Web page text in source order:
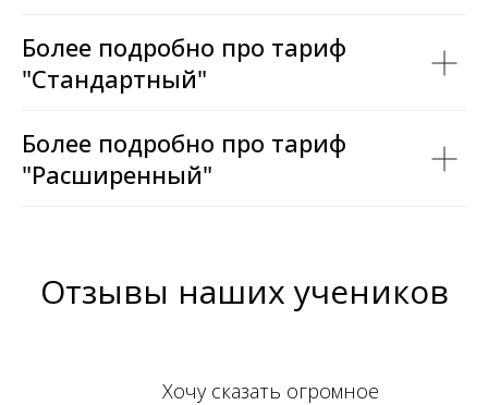
Более подробно про тариф
"Стандартный"
Более подробно про тариф
"Расширенный"
Отзывы наших учеников
Хочу сказать огромное